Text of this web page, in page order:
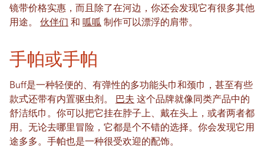
镜带价格实惠，而且除了在河边，你还会发现它有很多其他
用途。 伙伴们 和 呱呱 制作可以漂浮的肩带。
手帕或手帕
Buff是一种轻便的、有弹性的多功能头巾和颈巾，甚至有些
款式还带有内置驱虫剂。
巴夫 这个品牌就像同类产品中的
舒洁纸巾。你可以把它挂在脖子上、戴在头上，或者两者都
用。无论去哪里冒险，它都是个不错的选择。你会发现它用
途多多。手帕也是一种很受欢迎的配饰。